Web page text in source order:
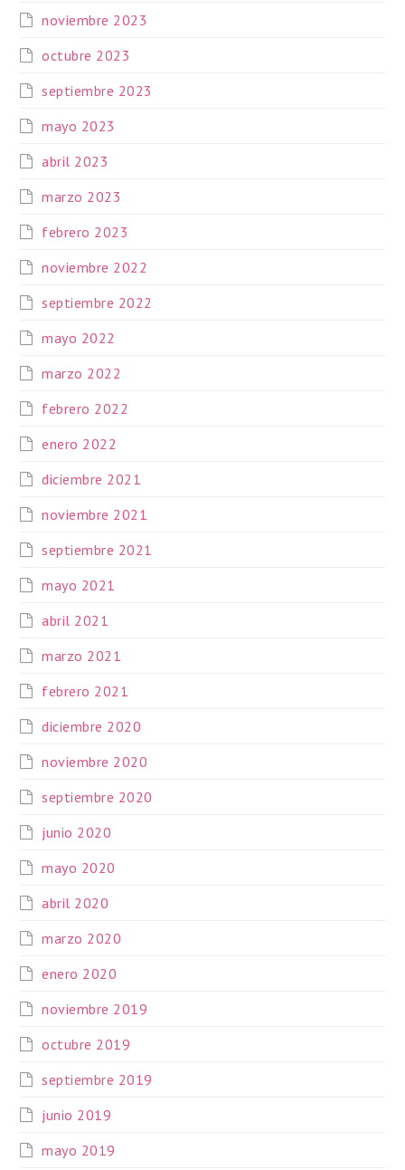
noviembre 2023
octubre 2023
septiembre 2023
mayo 2023
abril 2023
marzo 2023
febrero 2023
noviembre 2022
septiembre 2022
mayo 2022
marzo 2022
febrero 2022
enero 2022
diciembre 2021
noviembre 2021
septiembre 2021
mayo 2021
abril 2021
marzo 2021
febrero 2021
diciembre 2020
noviembre 2020
septiembre 2020
junio 2020
mayo 2020
abril 2020
marzo 2020
enero 2020
noviembre 2019
octubre 2019
septiembre 2019
junio 2019
mayo 2019